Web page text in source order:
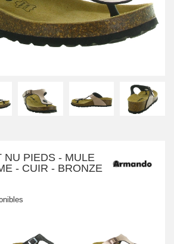
NU PIEDS - MULE
- CUIR - BRONZE